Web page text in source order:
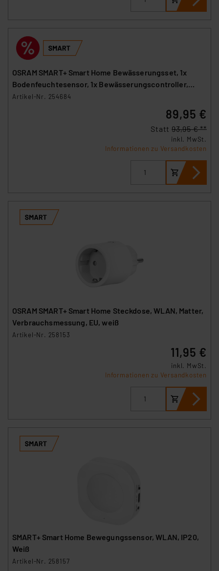
OSRAM SMART+ Smart Home Bewässerungsset, 1x
Bodenfeuchtesensor, 1x Bewässerungscontroller,
WLAN
Artikel-Nr. 254684
89,95 €
Statt 93,95 € **
inkl. MwSt.
Informationen zu Versandkosten
OSRAM SMART+ Smart Home Steckdose, WLAN, Matter,
Verbrauchsmessung, EU, weiß
Artikel-Nr. 258153
11,95 €
inkl. MwSt.
Informationen zu Versandkosten
SMART+ Smart Home Bewegungssensor, WLAN, IP20,
Weiß
Artikel-Nr. 258157